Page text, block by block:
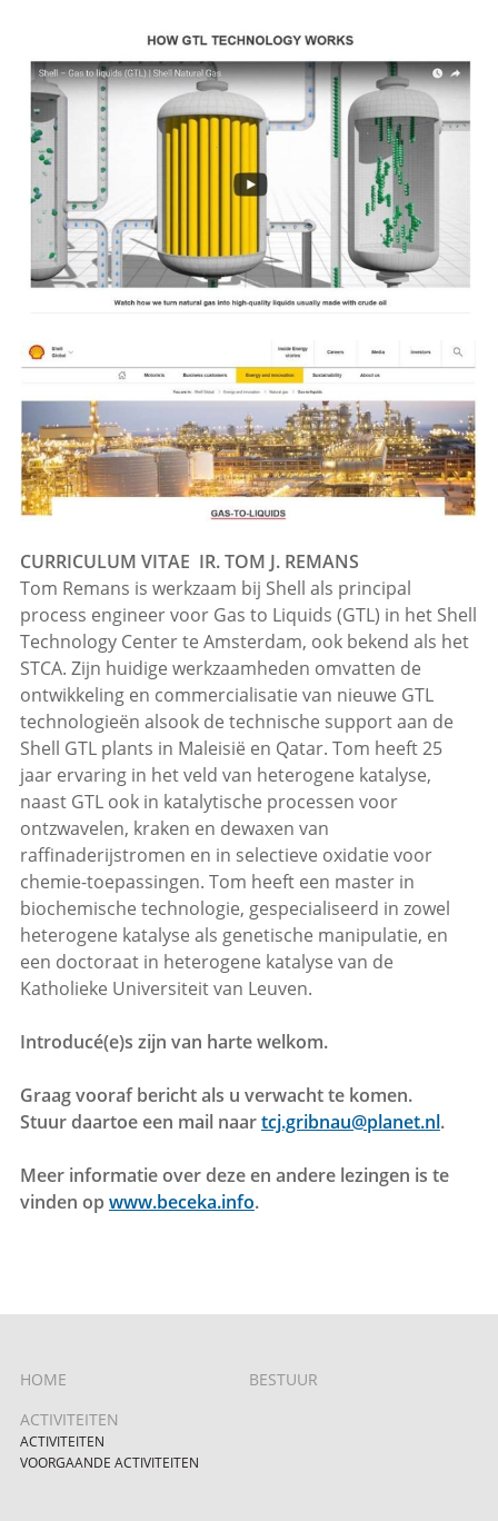
CURRICULUM VITAE IR. TOM J. REMANS
Tom Remans is werkzaam bij Shell als principal
process engineer voor Gas to Liquids (GTL) in het Shell
Technology Center te Amsterdam, ook bekend als het
STCA. Zijn huidige werkzaamheden omvatten de
ontwikkeling en commercialisatie van nieuwe GTL
technologieën alsook de technische support aan de
Shell GTL plants in Maleisië en Qatar. Tom heeft 25
jaar ervaring in het veld van heterogene katalyse,
naast GTL ook in katalytische processen voor
ontzwavelen, kraken en dewaxen van
raffinaderijstromen en in selectieve oxidatie voor
chemie-toepassingen. Tom heeft een master in
biochemische technologie, gespecialiseerd in zowel
heterogene katalyse als genetische manipulatie, en
een doctoraat in heterogene katalyse van de
Katholieke Universiteit van Leuven.
Introducé(e)s zijn van harte welkom.
Graag vooraf bericht als u verwacht te komen.
Stuur daartoe een mail naartcj.gribnau@planet.nl.
Meer informatie over deze en andere lezingen is te
vinden op www.beceka.info.
HOME
BESTUUR
ACTIVITEITEN
ACTIVITEITEN
VOORGAANDE ACTIVITEITEN